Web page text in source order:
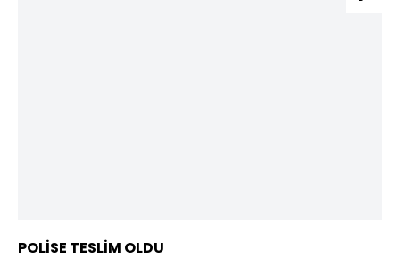
POLİSE TESLİM OLDU